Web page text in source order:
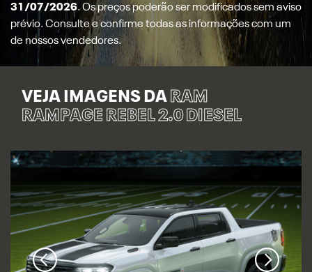
31/07/2026. Os preços poderão ser modificados sem aviso
prévio. Consulte e confirme todas as informações com um
de nossos vendedores.
VEJA IMAGENS DA RAM
RAMPAGE REBEL 2.0 DIESEL